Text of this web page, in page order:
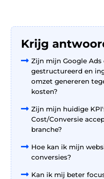
Krijg
 Zijn mijn Google
gestructureerd en
omzet genereren
kosten?
 Zijn mijn huidige
Cost/Conversie
branche?
 Hoe kan ik mijn
conversies?
 Kan ik mij beter